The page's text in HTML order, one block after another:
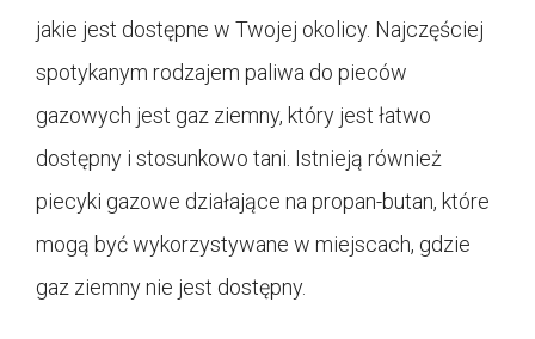
jakie jest dostępne w Twojej okolicy. Najczęściej
spotykanym rodzajem paliwa do pieców
gazowych jest gaz ziemny, który jest łatwo
dostępny i stosunkowo tani. Istnieją również
piecyki gazowe działające na propan-butan, które
mogą być wykorzystywane w miejscach, gdzie
gaz ziemny nie jest dostępny.